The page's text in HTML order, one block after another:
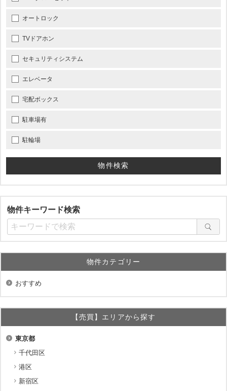
オートロック
TVドアホン
セキュリティシステム
エレベータ
宅配ボックス
駐車場有
駐輪場
物件キーワード検索
物件カテゴリー
おすすめ
【売買】エリアから探す
東京都
千代田区
港区
新宿区